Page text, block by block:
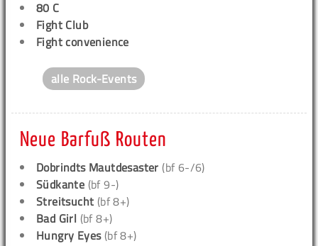
80 C
Fight Club
Fight convenience
alle Rock-Events
Neue Barfuß Routen
Dobrindts Mautdesaster (bf 6-/6)
Südkante (bf 9-)
Streitsucht (bf 8+)
Bad Girl (bf 8+)
Hungry Eyes(bf 8+)